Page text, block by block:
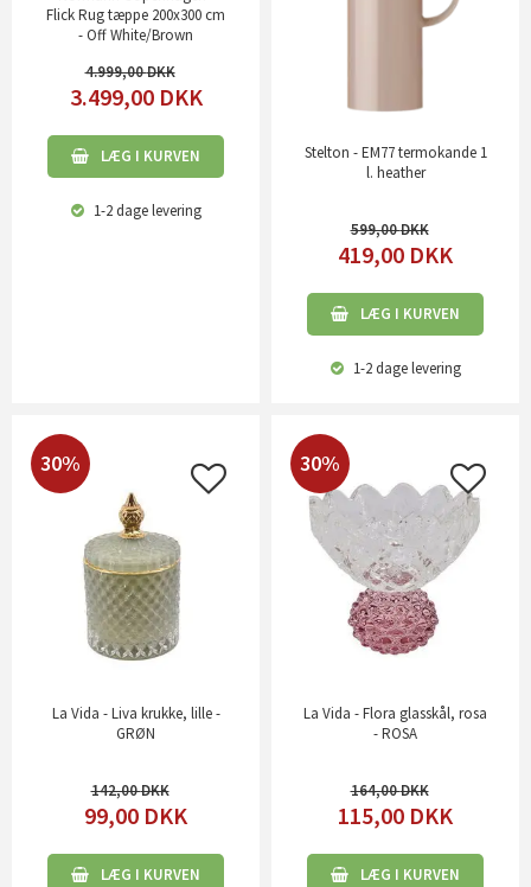
Flick Rug tæppe 200x300 cm
- Off White/Brown
4.999,00
3.499,00 DKK
LÆG I KURVEN
1-2 dagelevering
Stelton - EM77 termokande 1
l. heather
599,00
419,00 DKK
LÆG I KURVEN
1-2 dagelevering
30%
La Vida - Liva krukke, lille -
GRØN
142,00
99,00 DKK
LÆG I KURVEN
30%
La Vida - Flora glasskål, rosa
- ROSA
164,00
115,00 DKK
LÆG I KURVEN